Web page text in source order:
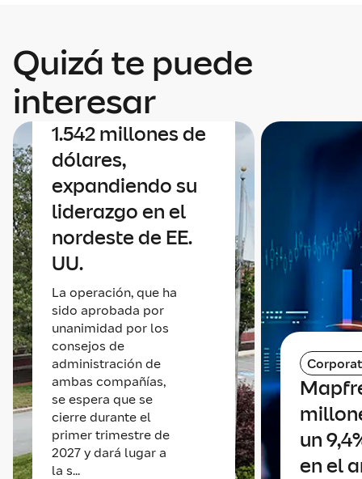
Quizá te puede
interesar
un acuerdo para
adquirir Safety
Insurance por
1.542 millones de
dólares,
expandiendo su
liderazgo en el
nordeste de EE.
UU.
La operación, que ha
sido aprobada por
unanimidad por los
consejos de
administración de
ambas compañías,
se espera que se
cierre durante el
primer trimestre de
2027 y dará lugar a
la s...
un
en el